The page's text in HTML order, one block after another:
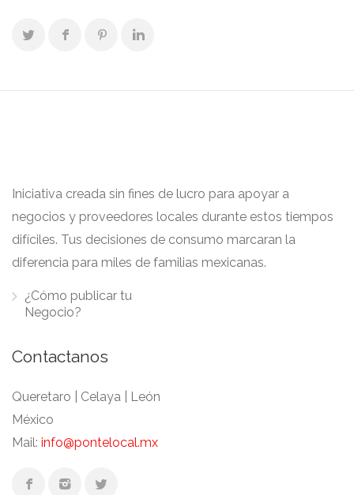
Iniciativa creada sin fines de lucro para apoyar a
negocios y proveedores locales durante estos tiempos
difíciles. Tus decisiones de consumo marcaran la
diferencia para miles de familias mexicanas.
¿Cómo publicar tu
Negocio?
Contactanos
Queretaro | Celaya | León
México
Mail: info@pontelocal.mx